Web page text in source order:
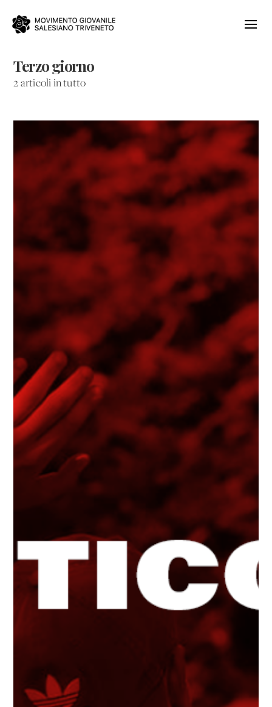
Terzo giorno
2 articoli in tutto